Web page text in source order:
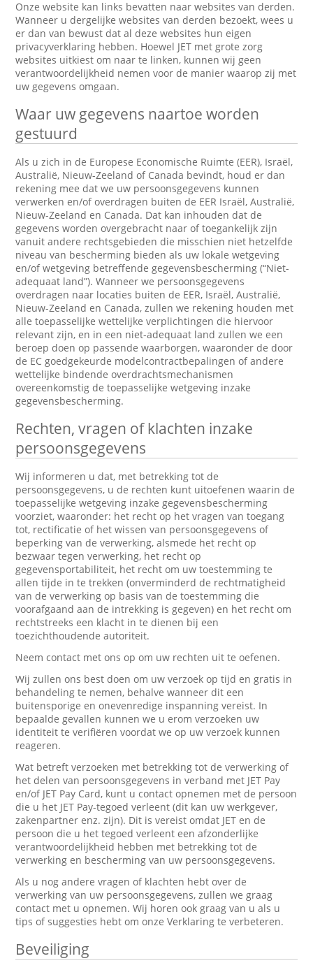
Onze website kan links bevatten naar websites van derden.
Wanneer u dergelijke websites van derden bezoekt, wees u
er dan van bewust dat al deze websites hun eigen
privacyverklaring hebben. Hoewel JET met grote zorg
websites uitkiest om naar te linken, kunnen wij geen
verantwoordelijkheid nemen voor de manier waarop zij met
uw gegevens omgaan.
Waar uw gegevens naartoe worden
gestuurd
Als u zich in de Europese Economische Ruimte (EER), Israël,
Australië, Nieuw-Zeeland of Canada bevindt, houd er dan
rekening mee dat we uw persoonsgegevens kunnen
verwerken en/of overdragen buiten de EER Israël, Australië,
Nieuw-Zeeland en Canada. Dat kan inhouden dat de
gegevens worden overgebracht naar of toegankelijk zijn
vanuit andere rechtsgebieden die misschien niet hetzelfde
niveau van bescherming bieden als uw lokale wetgeving
en/of wetgeving betreffende gegevensbescherming (“Niet-
adequaat land”). Wanneer we persoonsgegevens
overdragen naar locaties buiten de EER, Israël, Australië,
Nieuw-Zeeland en Canada, zullen we rekening houden met
alle toepasselijke wettelijke verplichtingen die hiervoor
relevant zijn, en in een niet-adequaat land zullen we een
beroep doen op passende waarborgen, waaronder de door
de EC goedgekeurde modelcontractbepalingen of andere
wettelijke bindende overdrachtsmechanismen
overeenkomstig de toepasselijke wetgeving inzake
gegevensbescherming.
Rechten, vragen of klachten inzake
persoonsgegevens
Wij informeren u dat, met betrekking tot de
persoonsgegevens, u de rechten kunt uitoefenen waarin de
toepasselijke wetgeving inzake gegevensbescherming
voorziet, waaronder: het recht op het vragen van toegang
tot, rectificatie of het wissen van persoonsgegevens of
beperking van de verwerking, alsmede het recht op
bezwaar tegen verwerking, het recht op
gegevensportabiliteit, het recht om uw toestemming te
allen tijde in te trekken (onverminderd de rechtmatigheid
van de verwerking op basis van de toestemming die
voorafgaand aan de intrekking is gegeven) en het recht om
rechtstreeks een klacht in te dienen bij een
toezichthoudende autoriteit.
Neem contact met ons op om uw rechten uit te oefenen.
Wij zullen ons best doen om uw verzoek op tijd en gratis in
behandeling te nemen, behalve wanneer dit een
buitensporige en onevenredige inspanning vereist. In
bepaalde gevallen kunnen we u erom verzoeken uw
identiteit te verifiëren voordat we op uw verzoek kunnen
reageren.
Wat betreft verzoeken met betrekking tot de verwerking of
het delen van persoonsgegevens in verband met JET Pay
en/of JET Pay Card, kunt u contact opnemen met de persoon
die u het JET Pay-tegoed verleent (dit kan uw werkgever,
zakenpartner enz. zijn). Dit is vereist omdat JET en de
persoon die u het tegoed verleent een afzonderlijke
verantwoordelijkheid hebben met betrekking tot de
verwerking en bescherming van uw persoonsgegevens.
Als u nog andere vragen of klachten hebt over de
verwerking van uw persoonsgegevens, zullen we graag
contact met u opnemen. Wij horen ook graag van u als u
tips of suggesties hebt om onze Verklaring te verbeteren.
Beveiliging